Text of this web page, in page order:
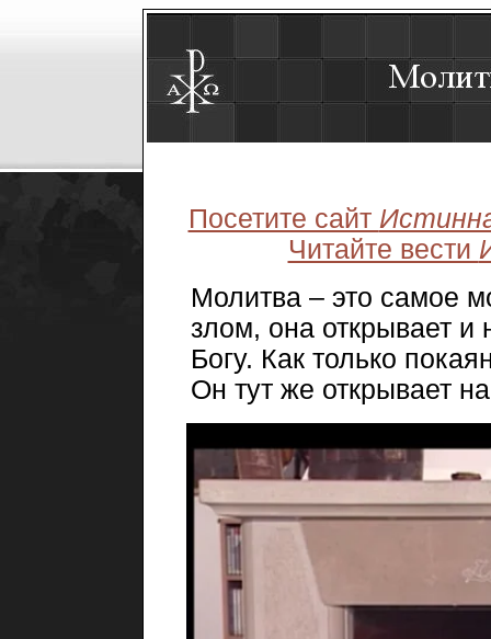
Посетите сайт
Читайте вести
Молитва – это самое
злом, она открывает и
Богу. Как только
Он тут же открывает